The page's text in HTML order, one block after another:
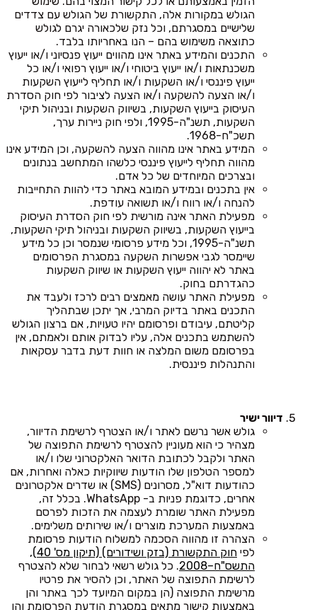
הגולש במקורות אלה, התקשורת של הגולש עם צדדים
שלישיים במסגרתם, וכל נזק שלכאורה יגרם לגולש
כתוצאה משימוש בהם – הנו באחריותו בלבד.
התכנים והמידע באתר אינו מהווים ייעוץ פנסיוני ו/או ייעוץ
משכנתאות ו/או ייעוץ ביטוחי ו/או ייעוץ רפואי ו/או כל
ייעוץ פיננסי ו/או השקעות ו/או תחליף לייעוץ השקעות
ו/או הצעה להשקעה ו/או הצעה לציבור לפי חוק הסדרת
העיסוק בייעוץ השקעות, בשיווק השקעות ובניהול תיקי
השקעות, תשנ"ה-1995, ולפי חוק ניירות ערך,
תשכ"ח-1968.
המידע באתר אינו מהווה הצעה להשקעה, וכן המידע אינו
מהווה תחליף לייעוץ פיננסי כלשהו המתחשב בנתונים
ובצרכים המיוחדים של כל אדם.
אין בתכנים ובמידע המובא באתר כדי להוות התחייבות
להנחה ו/או רווח ו/או תשואה עודפת.
מפעילת האתר אינה מורשית לפי חוק הסדרת העיסוק
בייעוץ השקעות, בשיווק השקעות ובניהול תיקי השקעות,
תשנ"ה-1995, וכל מידע פרסומי שנמסר וכן כל מידע
שיימסר לגבי אפשרות השקעה במסגרת הפרסומים
באתר לא יהווה ייעוץ השקעות או שיווק השקעות
כהגדרתם בחוק.
מפעילת האתר עושה מאמצים רבים לרכז ולעבד את
התכנים באתר בדיוק המרבי, אך יתכן שבתהליך
קליטתם, עיבודם ופרסומם יהיו טעויות, אם ברצון הגולש
להשתמש בתכנים אלה, עליו לבדוק אותם ולאמתם, אין
בפרסומם משום המלצה או חוות דעת בדבר עסקאות
והתנהלות פיננסית.
דיוור ישיר
גולש אשר נרשם לאתר ו/או הצטרף לרשימת הדיוור,
מצהיר כי הוא מעוניין להצטרף לרשימת התפוצה של
האתר ולקבל לכתובת הדואר האלקטרוני שלו ו/או
למספר הטלפון שלו הודעות שיווקיות כאלה ואחרות, אם
כהודעות דוא"ל, מסרונים (SMS) או שדרים אלקטרונים
אחרים, כדוגמת פניות ב- WhatsApp. בכלל זה,
מפעילת האתר שומרת לעצמה את הזכות לפרסם
באמצעות המערכת מוצרים ו/או שירותים משלימים.
הצהרה זו מהווה הסכמה למשלוח הודעות פרסומת
לפי
חוק התקשורת (בזק ושידורים) (תיקון מס' 40),
התשס"ח–2008
. כל גולש רשאי לבחור שלא להצטרף
לרשימת התפוצה של האתר, וכן להסיר את פרטיו
מרשימת התפוצה (הן במקום המיועד לכך באתר והן
באמצעות קישור מתאים במסגרת הודעת הפרסומת והן